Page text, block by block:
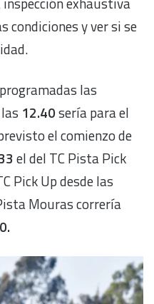
condiciones y ver si se
las
12.40sería para el
el comienzo de
el del TC Pista Pick
Pick Up desde las
Mouras correría